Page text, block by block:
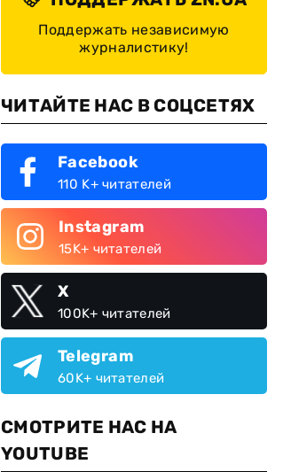
Поддержать независимую
журналистику!
ЧИТАЙТЕ НАС В СОЦСЕТЯХ
Facebook
110 K+ читателей
Instagram
15K+ читателей
X
100K+ читателей
Telegram
60K+ читателей
СМОТРИТЕ НАС НА
YOUTUBE